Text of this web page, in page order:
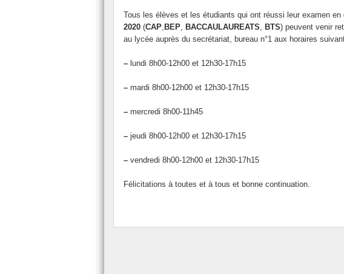
BAC STMG
BTS-MSE
Tous les élèves et les étudiants qui ont réussi leur examen en
2020 (CAP, BEP, BACCAULAUREATS, BTS) peuvent venir
au lycée auprès du secrétariat, bureau n°1 aux horaires
– lundi 8h00-12h00 et 12h30-17h15
– mardi 8h00-12h00 et 12h30-17h15
– mercredi 8h00-11h45
– jeudi 8h00-12h00 et 12h30-17h15
– vendredi 8h00-12h00 et 12h30-17h15
Félicitations à toutes et à tous et bonne continuation.